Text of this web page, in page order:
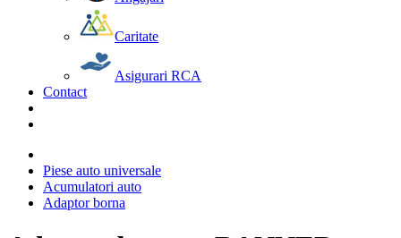
Caritate
Asigurari RCA
Contact
Piese auto universale
Acumulatori auto
Adaptor borna